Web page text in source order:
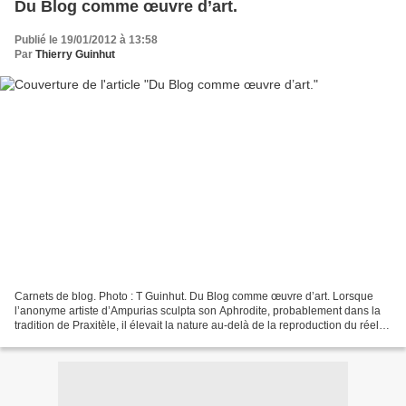
Du Blog comme œuvre d’art.
Publié le 19/01/2012 à 13:58
Par Thierry Guinhut
Carnets de blog. Photo : T Guinhut. Du Blog comme œuvre d’art. Lorsque
l’anonyme artiste d’Ampurias sculpta son Aphrodite, probablement dans la
tradition de Praxitèle, il élevait la nature au-delà de la reproduction du réel -